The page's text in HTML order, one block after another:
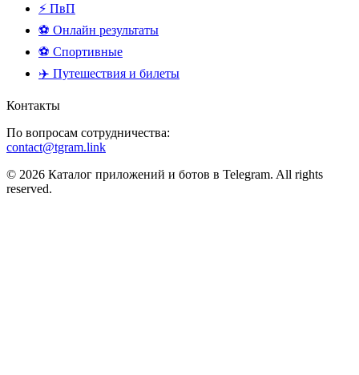
⚡ ПвП
⚽ Онлайн результаты
⚽ Спортивные
✈️ Путешествия и билеты
Контакты
По вопросам сотрудничества:
contact@tgram.link
© 2026 Каталог приложений и ботов в Telegram. All rights
reserved.